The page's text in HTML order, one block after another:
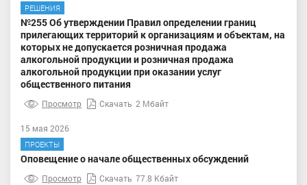
РЕШЕНИЯ
№255 Об утверждении Правил определении границ
прилегающих территорий к организациям и объектам, на
которых не допускается розничная продажа
алкогольной продукции и розничная продажа
алкогольной продукции при оказании услуг
общественного питания
Просмотр Скачать 2 Мбайт
15 мая 2026
ПРОЕКТЫ
Оповещение о начале общественных обсуждений
Просмотр Скачать 77.8 Кбайт